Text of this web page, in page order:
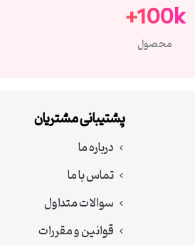
100k+
محصول
پشتیبانی مشتریان
درباره ما
تماس با ما
سوالات متداول
قوانین و مقررات